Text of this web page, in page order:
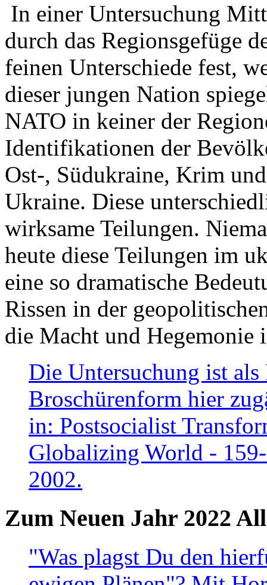
In einer Untersuchung
durch das Regionsgefüge
feinen Unterschiede fest,
dieser jungen Nation
NATO in keiner der
Identifikationen der
Ost-, Südukraine, Krim
Ukraine. Diese
wirksame Teilungen.
heute diese Teilungen im
eine so dramatische
Rissen in der
die Macht und Hegemonie
Die Untersuchung ist
Broschürenform hier
in: Postsocialist
Globalizing World -
2002.
Zum Neuen Jahr 2022
"Was plagst Du den